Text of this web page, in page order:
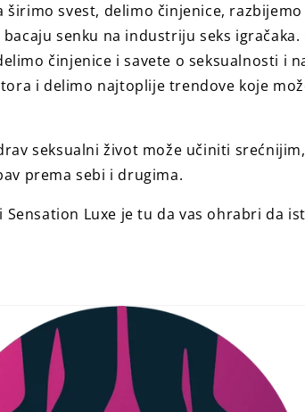
svest, delimo činjenice,
senku na industriju seks igračaka.
činjenice i savete o seksualnosti i
i delimo najtoplije trendove koje
seksualni život može učiniti
prema sebi i drugima.
Luxe je tu da vas ohrabri da